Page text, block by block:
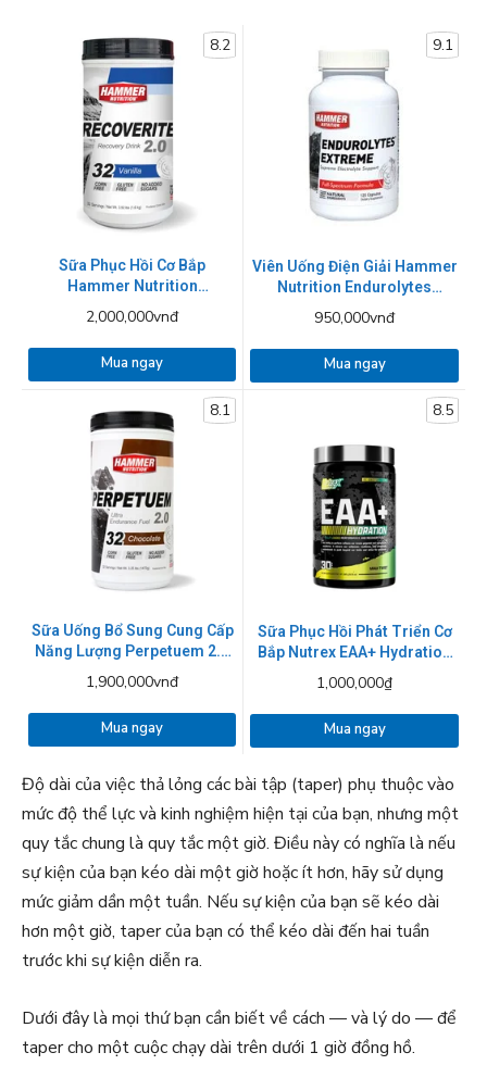
8.2
Sữa Phục Hồi Cơ Bắp
Hammer Nutrition
mùi
2,000,000vnđ
Mua ngay
9.1
Viên Uống Điện Giải Hammer
Nutrition Endurolytes
950,000vnđ
Mua ngay
8.1
Sữa Uống Bổ Sung Cung Cấp
Năng Lượng Perpetuem 2.0
1,900,000vnđ
Mua ngay
8.5
Sữa Phục Hồi Phát Triển Cơ
Bắp Nutrex EAA+ Hydration
1,000,000₫
Mua ngay
Độ dài của việc thả lỏng các bài tập (taper) phụ thuộc vào
mức độ thể lực và kinh nghiệm hiện tại của bạn, nhưng một
quy tắc chung là quy tắc một giờ. Điều này có nghĩa là nếu
sự kiện của bạn kéo dài một giờ hoặc ít hơn, hãy sử dụng
mức giảm dần một tuần. Nếu sự kiện của bạn sẽ kéo dài
hơn một giờ, taper của bạn có thể kéo dài đến hai tuần
trước khi sự kiện diễn ra.
Dưới đây là mọi thứ bạn cần biết về cách — và lý do — để
taper cho một cuộc chạy dài trên dưới 1 giờ đồng hồ.